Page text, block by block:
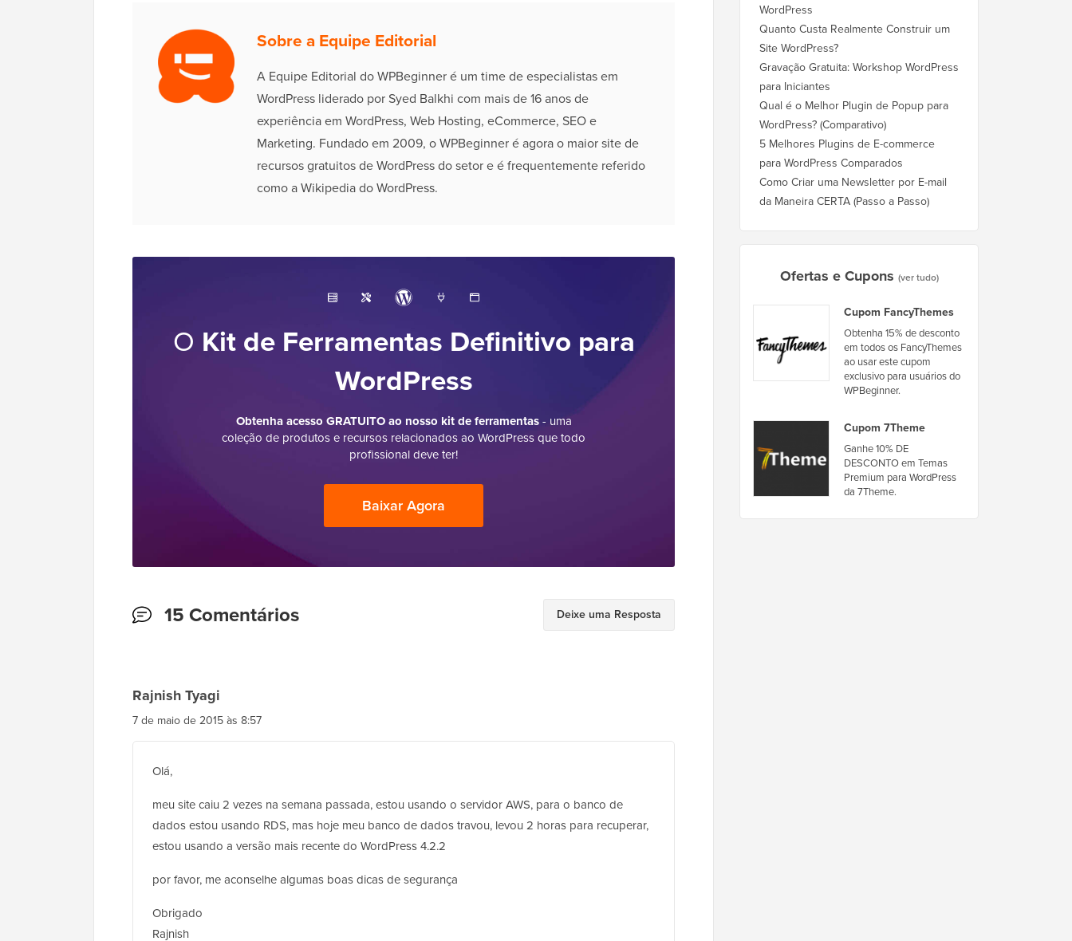
Sobre a Equipe Editorial
A Equipe Editorial do WPBeginner é um time de especialistas em
WordPress liderado por Syed Balkhi com mais de 16 anos de
experiência em WordPress, Web Hosting, eCommerce, SEO e
Marketing. Fundado em 2009, o WPBeginner é agora o maior site de
recursos gratuitos de WordPress do setor e é frequentemente referido
como a Wikipedia do WordPress.
O Kit de Ferramentas Definitivo para
WordPress
Obtenha acesso GRATUITO ao nosso kit de ferramentas- uma
coleção de produtos e recursos relacionados ao WordPress que todo
profissional deve ter!
Baixar Agora
Interações
15 Comentários Deixe uma Resposta
Rajnish Tyagi
7 de maio de 2015 às 8:57
Olá,
meu site caiu 2 vezes na semana passada, estou usando o servidor AWS, para o banco de
dados estou usando RDS, mas hoje meu banco de dados travou, levou 2 horas para recuperar,
estou usando a versão mais recente do WordPress 4.2.2
por favor, me aconselhe algumas boas dicas de segurança
Obrigado
Rajnish
WordPress
Quanto Custa Realmente Construir um
Site WordPress?
Gravação Gratuita: Workshop WordPress
para Iniciantes
Qual é o Melhor Plugin de Popup para
WordPress? (Comparativo)
5 Melhores Plugins de E-commerce
para WordPress Comparados
Como Criar uma Newsletter por E-mail
da Maneira CERTA (Passo a Passo)
Ofertas e Cupons (ver tudo)
Cupom FancyThemes
Obtenha 15% de desconto
em todos os FancyThemes
ao usar este cupom
exclusivo para usuários do
WPBeginner.
Cupom 7Theme
Ganhe 10% DE
DESCONTO em Temas
Premium para WordPress
da 7Theme.